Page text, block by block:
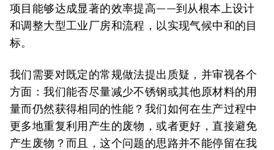
项目能够达成显著的效率提高——到从根本上设计
和调整大型工业厂房和流程，以实现气候中和的目
标。
我们需要对既定的常规做法提出质疑，并审视各个
方面：我们能否尽量减少不锈钢或其他原材料的用
量而仍然获得相同的性能？我们如何在生产过程中
更多地重复利用产生的废物，或者更好，直接避免
产生废物？而且，这个问题的思路并不能停留在我